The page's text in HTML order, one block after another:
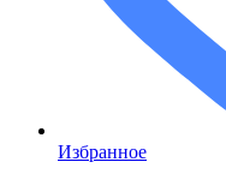
Избранное